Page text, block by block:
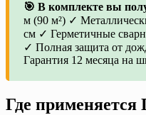
🎯 В комплекте вы
м (90 м²) ✓
см ✓ Герметичные
✓ Полная защита от
Гарантия 12 месяца на
Где